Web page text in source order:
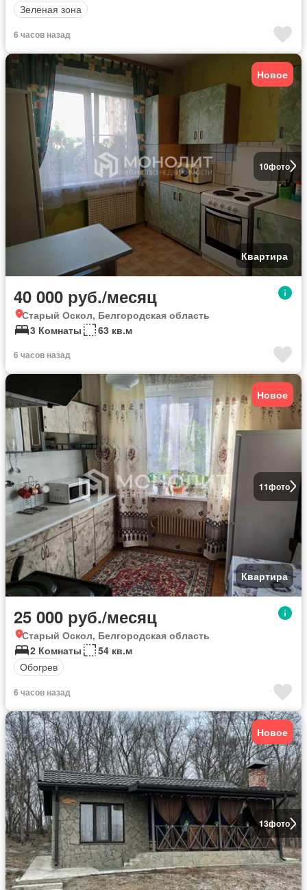
Зеленая зона
6 часов назад
10фото
Новое
Квартира
40 000 руб./месяц
Старый Оскол, Белгородская область
3 Комнаты
63 кв.м
6 часов назад
11фото
Новое
Квартира
25 000 руб./месяц
Старый Оскол, Белгородская область
2 Комнаты
54 кв.м
Обогрев
6 часов назад
13фото
Новое